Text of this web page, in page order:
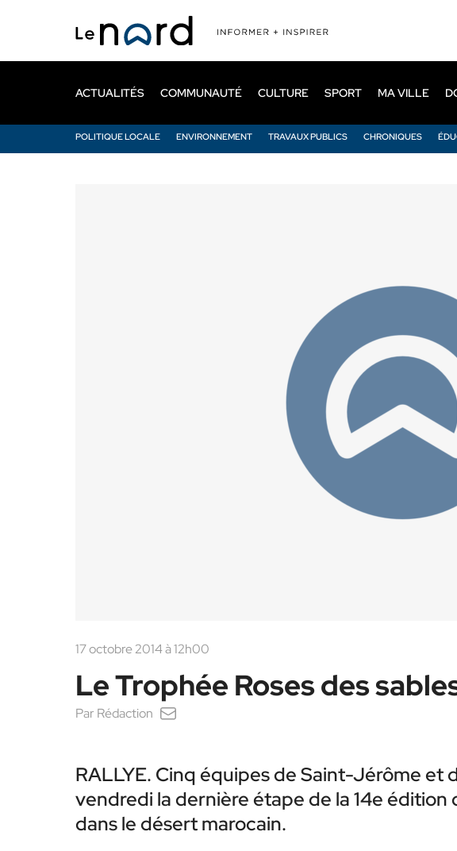
principal
ACTUALITÉS
POLITIQUE LOCALE ENVIRONNEMENT TRAVAUX PUBLICS CHRONIQUES
COMMUNAUTÉ CULTURE SPORT MA VILLE
17 octobre 2014 à 12h00
Le Trophée Roses des
Par Rédaction
RALLYE. Cinq équipes de Saint-Jérôme et
vendredi la dernière étape de la 14e édition
dans le désert marocain.